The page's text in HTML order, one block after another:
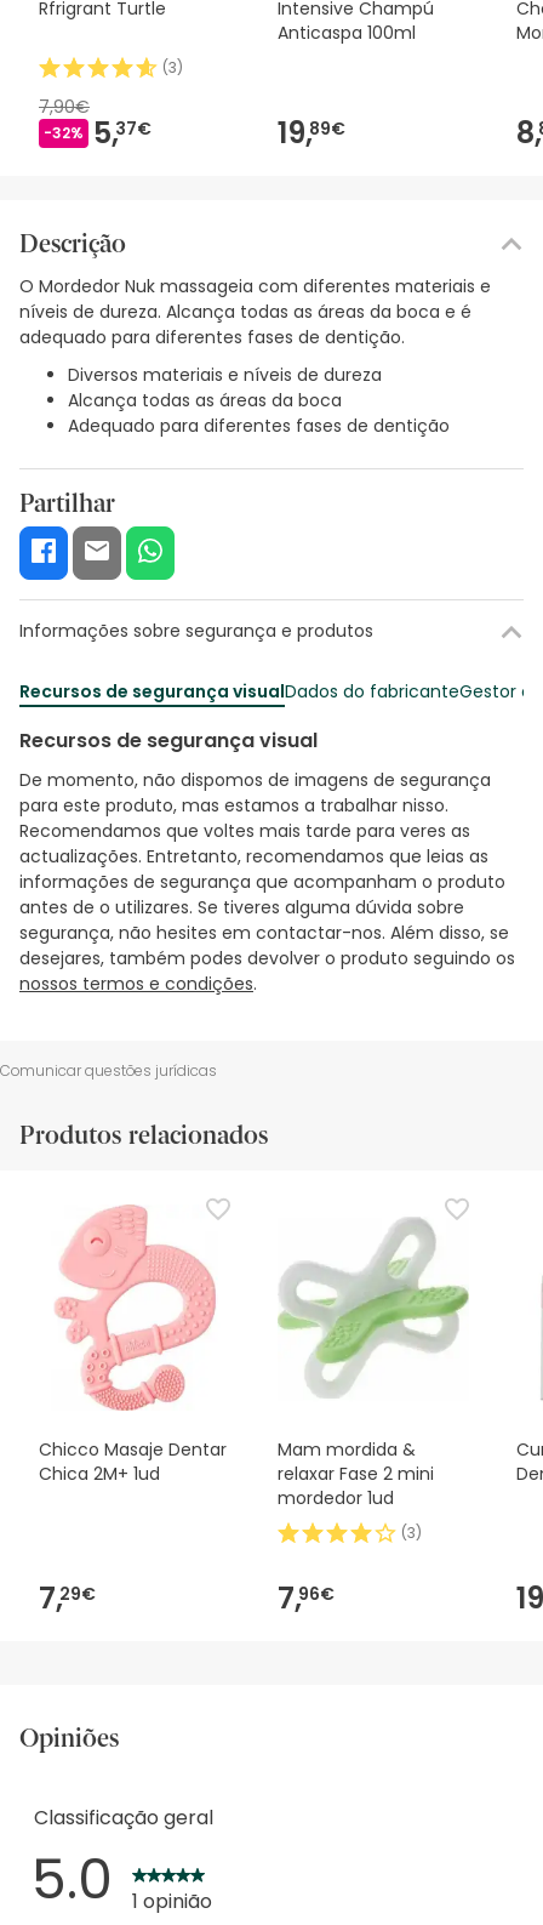
Rfrigrant Turtle
(3)
7,90€
-32% 5,37€
Intensive Champú
Anticaspa 100ml
19,89€ 8,
Descrição
O Mordedor Nuk massageia com diferentes materiais e
níveis de dureza. Alcança todas as áreas da boca e é
adequado para diferentes fases de dentição.
Diversos materiais e níveis de dureza
Alcança todas as áreas da boca
Adequado para diferentes fases de dentição
Partilhar
Informações sobre segurança e produtos
Recursos de segurança visualDados do fabricanteGestor
Recursos de segurança visual
De momento, não dispomos de imagens de segurança
para este produto, mas estamos a trabalhar nisso.
Recomendamos que voltes mais tarde para veres as
actualizações. Entretanto, recomendamos que leias as
informações de segurança que acompanham o produto
antes de o utilizares. Se tiveres alguma dúvida sobre
segurança, não hesites em contactar-nos. Além disso, se
desejares, também podes devolver o produto seguindo os
nossos termos e condições.
Comunicar questões jurídicas
Produtos relacionados
Chicco Masaje Dentar
Chica 2M+ 1ud
7,29€
Mam mordida &
relaxar Fase 2 mini
mordedor 1ud
(3)
7,96€
Opiniões
Classificação geral
5.0 1 opinião